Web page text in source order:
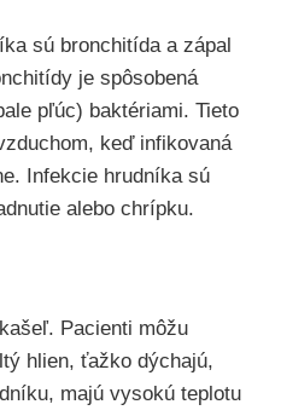
sú bronchitída a zápal
je spôsobená
pľúc) baktériami. Tieto
keď infikovaná
Infekcie hrudníka sú
alebo chrípku.
Pacienti môžu
hlien, ťažko dýchajú,
majú vysokú teplotu